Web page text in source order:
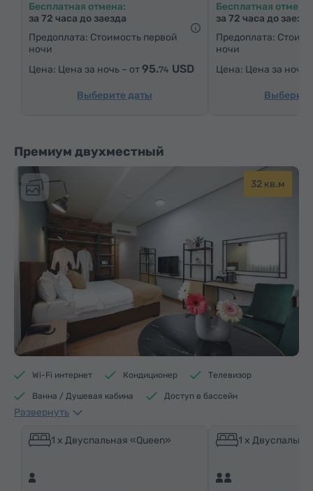
Тапочки Фен Шкаф/Гардероб
Сейф
Услуга «звонок-будильник» Кабельные телеканалы
Ковровые полы Бутилировання вода Чай/Кофе
Утюг с гладильной доской (по запросу)
Бесплатная отмена:
за 72 часа до заезда
Предоплата: Стоимость первой
ночи
Цена за ночь – от95.74 USD
Выберите даты
Бесплатная отмена:
за 72 часа до заезда
Предоплата:
ночи
Цена за ночь
Премиум двухместный
32 кв.м
Wi-Fi интернет Кондиционер Телевизор
Ванна / Душевая кабина Доступ в бассейн
Доступ в фитнес центр
Кофеварка/Чайник Электрический чайник
Халат Отопление
Развернуть
1 x Двуспальная «Queen» 1 x